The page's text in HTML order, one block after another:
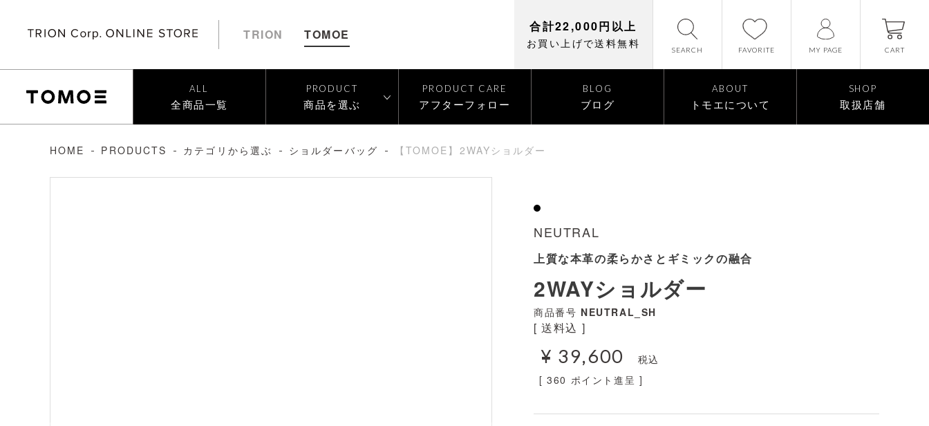
TRION TOMOE
合計22,000円以上
お買い上げで送料無料
SEARCH FAVORITE MY PAGE CART
ALL
全商品一覧
PRODUCT
商品を選ぶ
PRODUCT CARE
アフターフォロー
BLOG
ブログ
ABOUT
トモエについて
SHOP
取扱店舗
HOME PRODUCTS カテゴリから選ぶ ショルダーバッグ 【TOMOE】2WAYショルダー
NEUTRAL
上質な本革の柔らかさとギミックの融合
2WAYショルダー
商品番号 NEUTRAL_SH
送料込
¥ 39,600
税込
[ 360 ポイント進呈 ]